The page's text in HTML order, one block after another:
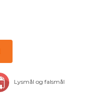
Lysmål og falsmål